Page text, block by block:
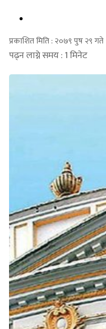
प्रकाशित मिति : २०७९ पुष २९ गते
पढ्न लाग्ने समय : 1 मिनेट